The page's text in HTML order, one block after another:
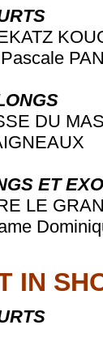
DU
ET
LE
IN